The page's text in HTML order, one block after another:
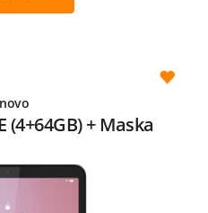
(4+64GB) + Maska